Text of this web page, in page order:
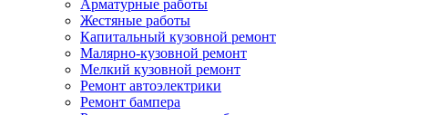
Арматурные работы
Жестяные работы
Капитальный кузовной ремонт
Малярно-кузовной ремонт
Мелкий кузовной ремонт
Ремонт автоэлектрики
Ремонт бампера